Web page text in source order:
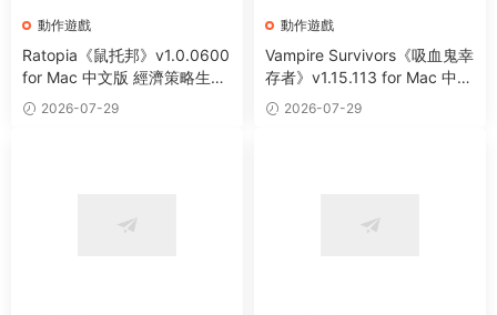
動作遊戲
Ratopia《鼠托邦》v1.0.0600
for Mac 中文版 經濟策略生存
沙盒城市建設模拟遊戲
2026-07-29
動作遊戲
Vampire Survivors《吸血鬼幸
存者》v1.15.113 for Mac 中文
版 像素風動作冒險遊戲
2026-07-29